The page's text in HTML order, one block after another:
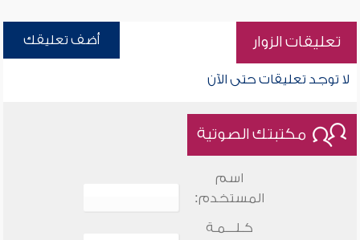
تعليقات الزوار أضف تعليقك
لا توجد تعليقات حتى الآن
مكتبتك الصوتية
اسم
المستخدم:
كـلـــمـة